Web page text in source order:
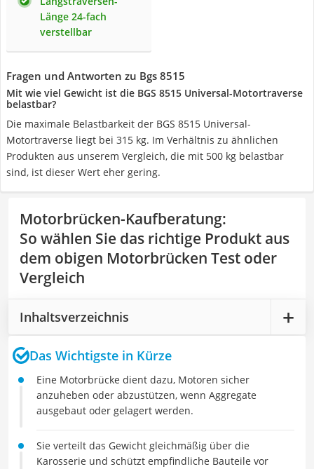
Länge 24-fach
verstellbar
Fragen und Antworten zu Bgs 8515
Mit wie viel Gewicht ist die BGS 8515 Universal-Motortraverse
belastbar?
Die maximale Belastbarkeit der BGS 8515 Universal-
Motortraverse liegt bei 315 kg. Im Verhältnis zu ähnlichen
Produkten aus unserem Vergleich, die mit 500 kg belastbar
sind, ist dieser Wert eher gering.
Motorbrücken-Kaufberatung:
So wählen Sie das richtige Produkt aus
dem obigen Motorbrücken Test oder
Vergleich
Inhaltsverzeichnis
Das Wichtigste in Kürze
Eine Motorbrücke dient dazu, Motoren sicher
anzuheben oder abzustützen, wenn Aggregate
ausgebaut oder gelagert werden.
Sie verteilt das Gewicht gleichmäßig über die
Karosserie und schützt empfindliche Bauteile vor